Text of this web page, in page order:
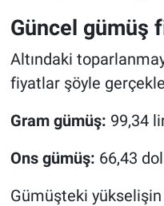
Güncel gümüş
Altındaki
fiyatlar şöyle
Gram gümüş: 99,34
Ons gümüş: 66,43
Gümüşteki